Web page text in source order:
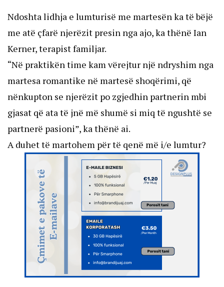
Ndoshta lidhja e lumturisë me martesën ka të bëjë
me atë çfarë njerëzit presin nga ajo, ka thënë Ian
Kerner, terapist familjar.
“Në praktikën time kam vërejtur një ndryshim nga
martesa romantike në martesë shoqërimi, që
nënkupton se njerëzit po zgjedhin partnerin mbi
gjasat që ata të jnë më shumë si miq të ngushtë se
partnerë pasioni”, ka thënë ai.
A duhet të martohem për të qenë më i/e lumtur?